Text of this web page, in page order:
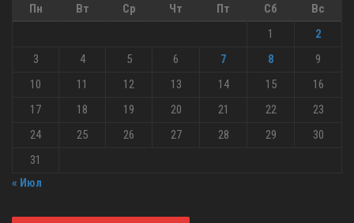
Пн
Вт Ср Чт Пт Сб
Вс
1
2
3
4 5 6 7 8
9
10
11 12 13 14 15
16
17
18 19 20 21 22
23
24
25 26 27 28 29
30
31
« Июл